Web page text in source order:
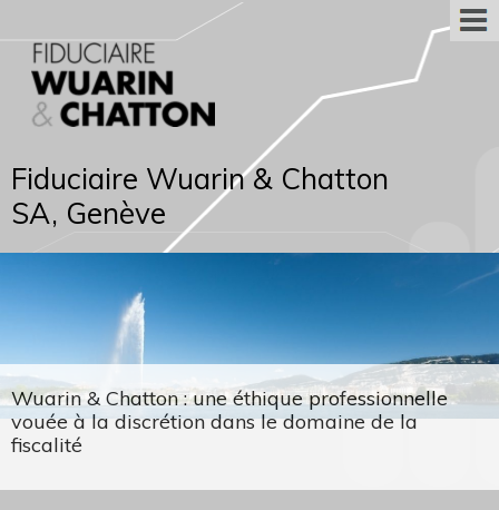
Fiduciaire Wuarin & Chatton
SA, Genève
Wuarin & Chatton : une éthique professionnelle
vouée à la discrétion dans le domaine de la
fiscalité